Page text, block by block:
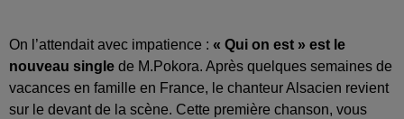
On l’attendait avec impatience : « Qui on est » est le
nouveau single de M.Pokora. Après quelques semaines de
vacances en famille en France, le chanteur Alsacien revient
sur le devant de la scène. Cette première chanson, vous